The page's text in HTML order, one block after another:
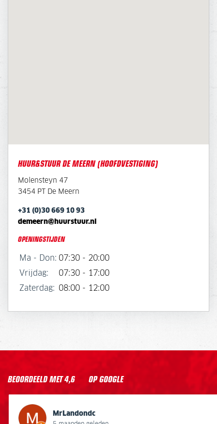
HUUR&STUUR DE MEERN (HOOFDVESTIGING)
Molensteyn 47
3454 PT De Meern
+31 (0)30 669 10 93
demeern@huurstuur.nl
OPENINGSTIJDEN
Ma - Don: 07:30 - 20:00
Vrijdag:
07:30 - 17:00
Zaterdag:
08:00 - 12:00
BEOORDEELD MET4,6 OP GOOGLE
MrLandondc
Stefan Van Steenbergen
Remco de Pater
P.A van der Marel
Jurgen Gerritse
Gerrit Hansman
Dennis Boot
Henri de Jong
Michel van Zandvliet
Roy Veneman
MrLandondc